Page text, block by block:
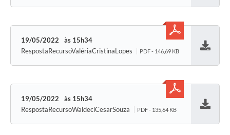
19/05/2022
15h34
RespostaRecursoValériaCristinaLopes
PDF - 146,69 KB
19/05/2022
15h34
RespostaRecursoWaldeciCesarSouza
PDF - 135,64 KB